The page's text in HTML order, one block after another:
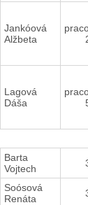
Jankóová
Alžbeta
Lagová
Dáša
Barta
Vojtech
Soósová
Renáta